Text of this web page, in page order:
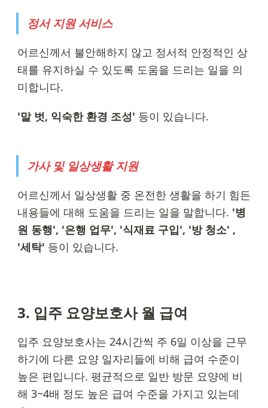
정서 지원 서비스
어르신께서 불안해하지 않고 정서적 안정적인 상
태를 유지하실 수 있도록 도움을 드리는 일을 의
미합니다.
'말 벗, 익숙한 환경 조성' 등이 있습니다.
가사 및 일상생활 지원
어르신께서 일상생활 중 온전한 생활을 하기 힘든
내용들에 대해 도움을 드리는 일을 말합니다. '병
원 동행', '은행 업무', '식재료 구입', '방 청소' ,
'세탁' 등이 있습니다.
3. 입주 요양보호사 월 급여
입주 요양보호사는 24시간씩 주 6일 이상을 근무
하기에 다른 요양 일자리들에 비해 급여 수준이
높은 편입니다. 평균적으로 일반 방문 요양에 비
해 3~4배 정도 높은 급여 수준을 가지고 있는데